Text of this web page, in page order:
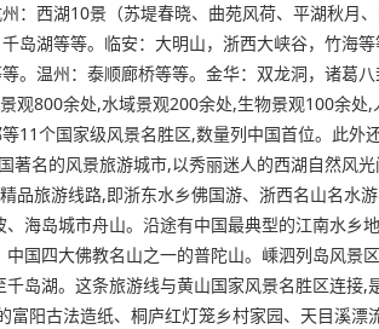
西湖10景（苏堤春晓、曲苑风荷、平湖秋月
湖等等。临安：大明山，浙西大峡谷，竹海
温州：泰顺廊桥等等。金华：双龙洞，诸葛
观800余处,水域景观200余处,生物景观100余
11个国家级风景名胜区,数量列中国首位。此
名的风景旅游城市,以秀丽迷人的西湖自然风
旅游线路,即浙东水乡佛国游、浙西名山名水
岛城市舟山。沿途有中国最典型的江南水乡
国四大佛教名山之一的普陀山。嵊泗列岛风景
湖。这条旅游线与黄山国家风景名胜区连接,
阳古法造纸、桐庐红灯笼乡村家园、天目溪